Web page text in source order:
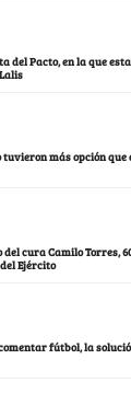
del Pacto, en la que
tuvieron más opción
cura Camilo Torres,
Ejército
fútbol, la